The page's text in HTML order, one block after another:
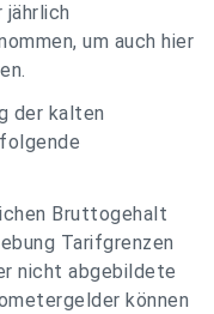
jährlich
um auch hier
der kalten
Bruttogehalt
Tarifgrenzen
nicht abgebildete
können